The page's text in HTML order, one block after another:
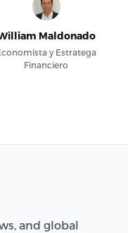
Maldonado
y Estratega
Financiero
and global